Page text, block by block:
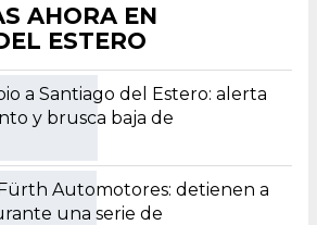
AHORA EN
ESTERO
a Santiago del Estero: alerta
y brusca baja de
Automotores: detienen a
una serie de